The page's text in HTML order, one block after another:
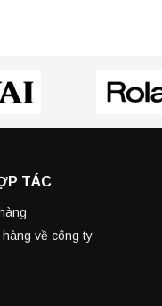
TÁC
về công ty